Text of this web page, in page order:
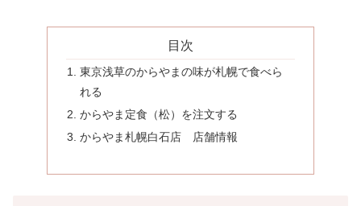
目次
東京浅草のからやまの味が札幌で食べら
れる
からやま定食（松）を注文する
からやま札幌白石店 店舗情報